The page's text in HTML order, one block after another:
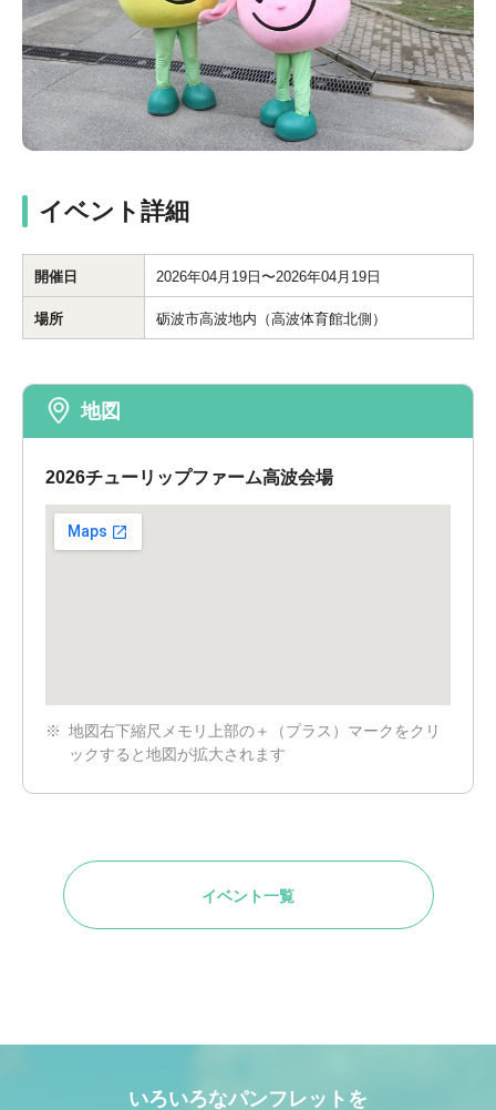
イベント詳細
開催日 2026年04月19日〜2026年04月19日
場所 砺波市高波地内（高波体育館北側）
地図
2026チューリップファーム高波会場
地図右下縮尺メモリ上部の＋（プラス）マークをクリ
ックすると地図が拡大されます
イベント一覧
いろいろなパンフレットを